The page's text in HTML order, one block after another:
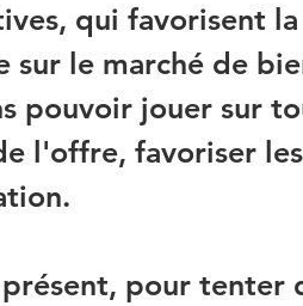
qui favorisent
sur le marché de
pouvoir jouer sur
l'offre, favoriser
présent, pour tenter